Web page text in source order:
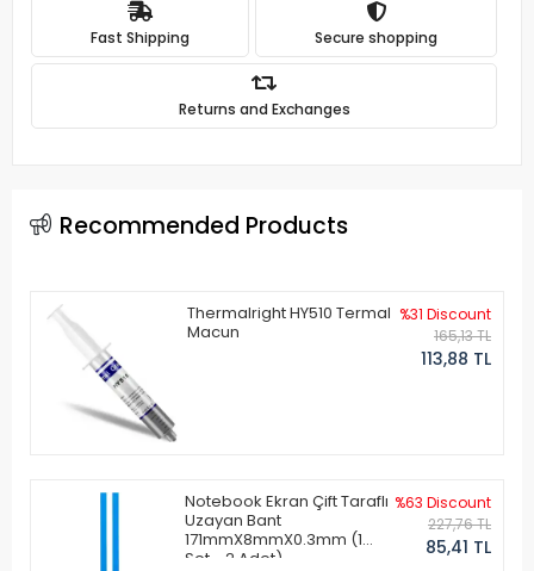
Fast Shipping Secure shopping
Returns and Exchanges
Recommended Products
Thermalright HY510 Termal
Macun
%31 Discount
165,13 TL
113,88 TL
Notebook Ekran Çift Taraflı
Uzayan Bant
171mmX8mmX0.3mm (1
Set - 2 Adet)
%63 Discount
227,76 TL
85,41 TL